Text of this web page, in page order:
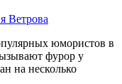
Ветрова
юмористов в
фурор у
на несколько